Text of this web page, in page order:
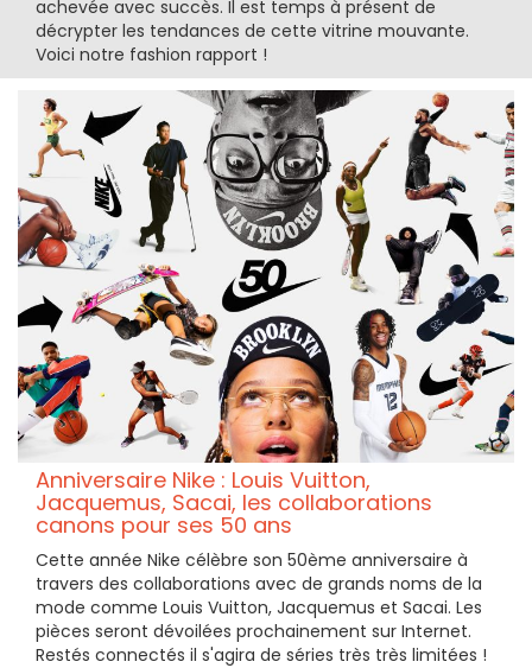
achevée avec succès. Il est temps à présent de
décrypter les tendances de cette vitrine mouvante.
Voici notre fashion rapport !
Anniversaire Nike : Louis Vuitton,
Jacquemus, Sacai, les collaborations
canons pour ses 50 ans
Cette année Nike célèbre son 50ème anniversaire à
travers des collaborations avec de grands noms de la
mode comme Louis Vuitton, Jacquemus et Sacai. Les
pièces seront dévoilées prochainement sur Internet.
Restés connectés il s'agira de séries très très limitées !